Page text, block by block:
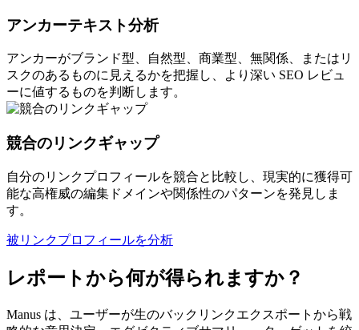
アンカーテキスト分析
アンカーがブランド型、自然型、商業型、無関係、またはリ
スクのあるものに見えるかを把握し、より深い SEO レビュ
ーに値するものを判断します。
競合のリンクギャップ
自分のリンクプロフィールを競合と比較し、現実的に獲得可
能な高権威の編集ドメインや関係性のパターンを発見しま
す。
被リンクプロフィールを分析
レポートから何が得られますか？
Manus は、ユーザーが生のバックリンクエクスポートから戦